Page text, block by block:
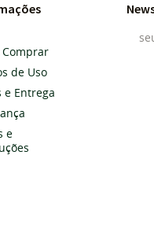
Comprar
de Uso
e Entrega
e